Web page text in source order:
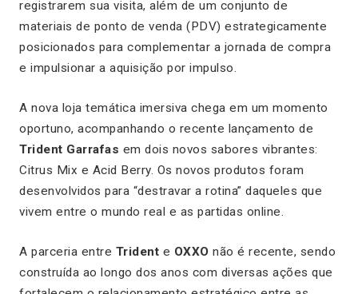
registrarem sua visita, além de um conjunto de
materiais de ponto de venda (PDV) estrategicamente
posicionados para complementar a jornada de compra
e impulsionar a aquisição por impulso.
A nova loja temática imersiva chega em um momento
oportuno, acompanhando o recente lançamento de
Trident Garrafas em dois novos sabores vibrantes:
Citrus Mix e Acid Berry. Os novos produtos foram
desenvolvidos para “destravar a rotina” daqueles que
vivem entre o mundo real e as partidas online.
A parceria entre Trident e OXXO não é recente, sendo
construída ao longo dos anos com diversas ações que